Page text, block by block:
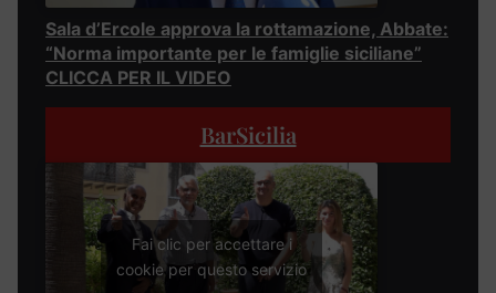
Sala d’Ercole approva la rottamazione, Abbate:
“Norma importante per le famiglie siciliane”
CLICCA PER IL VIDEO
BarSicilia
Fai clic per accettare i
cookie per questo servizio